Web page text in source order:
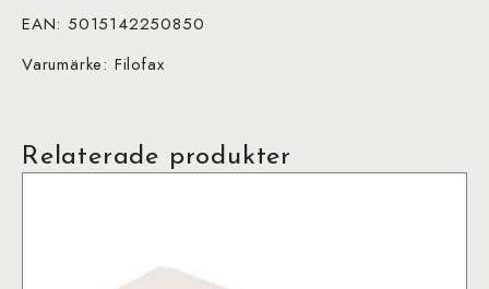
EAN: 5015142250850
Varumärke: Filofax
Relaterade produkter